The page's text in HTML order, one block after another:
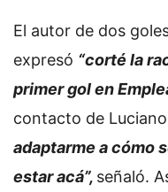
El autor de dos
expresó “corté la
primer gol en
contacto de
adaptarme a cómo
estar acá”, señaló.